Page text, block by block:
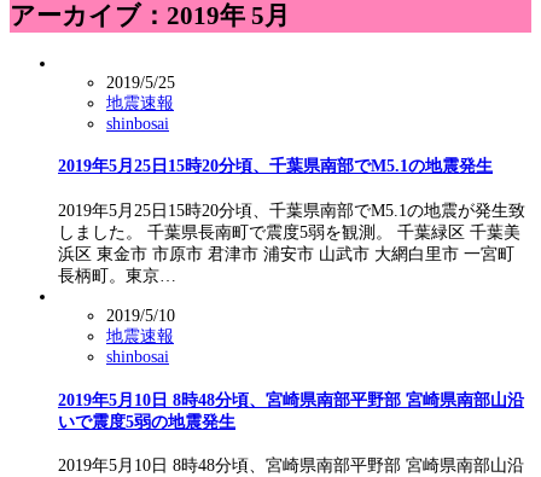
アーカイブ：2019年 5月
2019/5/25
地震速報
shinbosai
2019年5月25日15時20分頃、千葉県南部でM5.1の地震発生
2019年5月25日15時20分頃、千葉県南部でM5.1の地震が発生致
しました。 千葉県長南町で震度5弱を観測。 千葉緑区 千葉美
浜区 東金市 市原市 君津市 浦安市 山武市 大網白里市 一宮町
長柄町。東京…
2019/5/10
地震速報
shinbosai
2019年5月10日 8時48分頃、宮崎県南部平野部 宮崎県南部山沿
いで震度5弱の地震発生
2019年5月10日 8時48分頃、宮崎県南部平野部 宮崎県南部山沿